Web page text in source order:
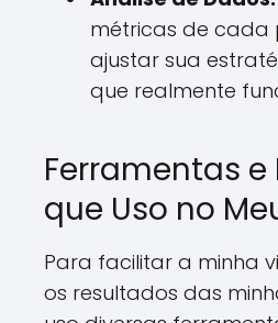
métricas de
ajustar sua
que realmente
Ferramentas e
que Uso no
Para facilitar a minha
os resultados das